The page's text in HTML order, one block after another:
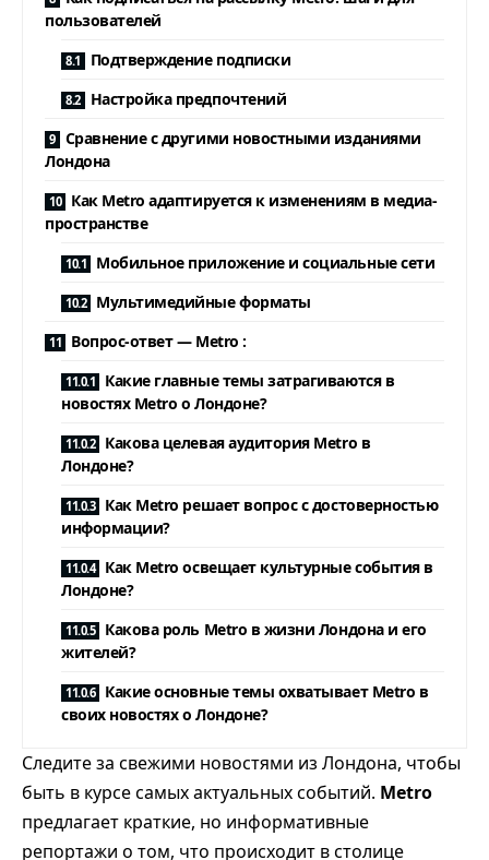
пользователей
Подтверждение подписки
Настройка предпочтений
Сравнение с другими новостными изданиями
Лондона
Как Metro адаптируется к изменениям в медиа-
пространстве
Мобильное приложение и социальные сети
Мультимедийные форматы
Вопрос-ответ — Metro :
Какие главные темы затрагиваются в
новостях Metro о Лондоне?
Какова целевая аудитория Metro в
Лондоне?
Как Metro решает вопрос с достоверностью
информации?
Как Metro освещает культурные события в
Лондоне?
Какова роль Metro в жизни Лондона и его
жителей?
Какие основные темы охватывает Metro в
своих новостях о Лондоне?
Следите за свежими новостями из Лондона, чтобы
быть в курсе самых актуальных событий. Metro
предлагает краткие, но информативные
репортажи о том, что происходит в столице